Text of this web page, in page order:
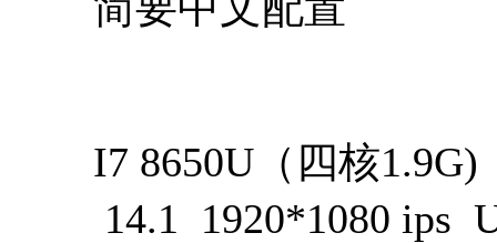
I7 8650U（四核
14.1 1920*1080